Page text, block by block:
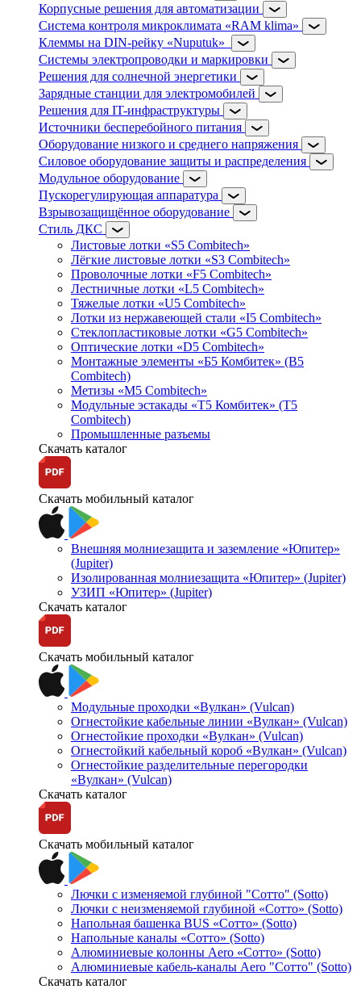
Корпусные решения для автоматизации
Система контроля микроклимата «RAM klima»
Клеммы на DIN-рейку «Nuputuk»
Системы электропроводки и маркировки
Решения для солнечной энергетики
Зарядные станции для электромобилей
Решения для IT-инфраструктуры
Источники бесперебойного питания
Оборудование низкого и среднего напряжения
Силовое оборудование защиты и распределения
Модульное оборудование
Пускорегулирующая аппаратура
Взрывозащищённое оборудование
Стиль ДКС
Листовые лотки «S5 Combitech»
Лёгкие листовые лотки «S3 Combitech»
Проволочные лотки «F5 Combitech»
Лестничные лотки «L5 Combitech»
Тяжелые лотки «U5 Combitech»
Лотки из нержавеющей стали «I5 Combitech»
Стеклопластиковые лотки «G5 Combitech»
Оптические лотки «D5 Combitech»
Монтажные элементы «Б5 Комбитек» (B5
Combitech)
Метизы «M5 Combitech»
Модульные эстакады «Т5 Комбитек» (T5
Combitech)
Промышленные разъемы
Скачать каталог
Скачать мобильный каталог
Внешняя молниезащита и заземление «Юпитер»
(Jupiter)
Изолированная молниезащита «Юпитер» (Jupiter)
УЗИП «Юпитер» (Jupiter)
Скачать каталог
Скачать мобильный каталог
Модульные проходки «Вулкан» (Vulcan)
Огнестойкие кабельные линии «Вулкан» (Vulcan)
Огнестойкие проходки «Вулкан» (Vulcan)
Огнестойкий кабельный короб «Вулкан» (Vulcan)
Огнестойкие разделительные перегородки
«Вулкан» (Vulcan)
Скачать каталог
Скачать мобильный каталог
Лючки с изменяемой глубиной "Сотто" (Sotto)
Лючки с неизменяемой глубиной «Сотто» (Sotto)
Напольная башенка BUS «Сотто» (Sotto)
Напольные каналы «Сотто» (Sotto)
Алюминиевые колонны Aero «Сотто» (Sotto)
Алюминиевые кабель-каналы Aero "Сотто" (Sotto)
Скачать каталог